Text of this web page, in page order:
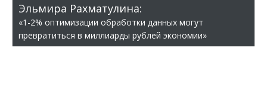
Эльмира Рахматулина:
«1-2% оптимизации обработки данных могут
превратиться в миллиарды рублей экономии»